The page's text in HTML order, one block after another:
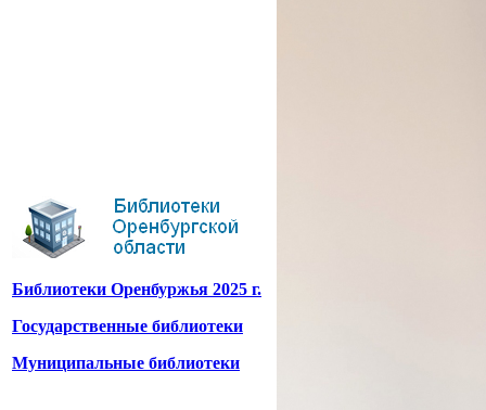
Библиотеки Оренбуржья 2025 г.
Государственные библиотеки
Муниципальные библиотеки